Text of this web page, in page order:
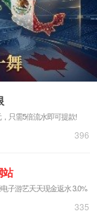
2025-10-28
2025-05-15
2024-11-11
2024-05-04
2024-04-17